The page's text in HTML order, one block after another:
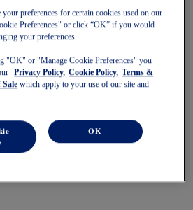
S
your preferences for certain cookies used on our
Preferences" or click “OK” if you would
your preferences.
"OK" or "Manage Cookie Preferences" you
Privacy Policy, Cookie Policy, Terms &
Sale which apply to your use of our site and
OK